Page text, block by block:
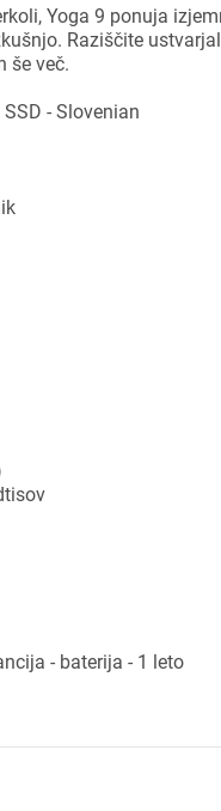
Yoga 9 ponuja
Raziščite
še več.
- Slovenian
- baterija - 1 leto